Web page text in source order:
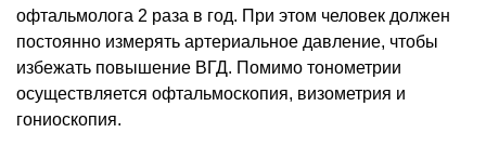
офтальмолога 2 раза в год. При этом человек должен
постоянно измерять артериальное давление, чтобы
избежать повышение ВГД. Помимо тонометрии
осуществляется офтальмоскопия, визометрия и
гониоскопия.